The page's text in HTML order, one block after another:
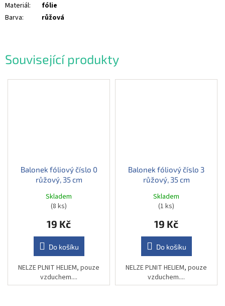
Související produkty
Balonek fóliový číslo 0
růžový, 35 cm
Skladem
(8 ks)
19 Kč
Do košíku
NELZE PLNIT HELIEM, pouze
vzduchem....
Balonek fóliový číslo 3
růžový, 35 cm
Skladem
(1 ks)
19 Kč
Do košíku
NELZE PLNIT HELIEM, pouze
vzduchem....
Materiál:
fólie
Barva: růžová